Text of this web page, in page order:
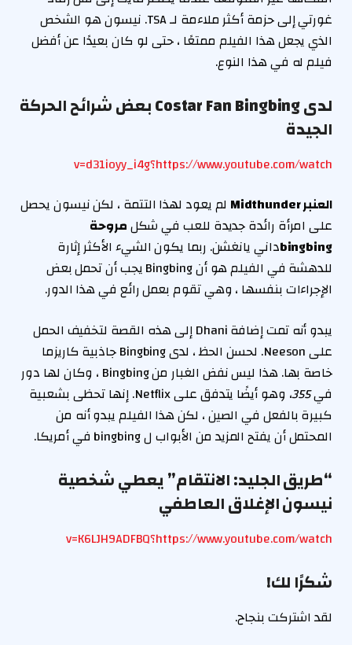
غورتي إلى حزمة أكثر ملاءمة لـ TSA. نيسون هو الشخص
الذي يجعل هذا الفيلم ممتعًا ، حتى لو كان بعيدًا عن أفضل
فيلم له في هذا النوع.
لدى Costar Fan Bingbing بعض شرائح الحركة
الجيدة
https://www.youtube.com/watch؟v=d31ioyy_i4g
العنبر Midthunder
لم يعود لهذا التتمة ، لكن نيسون يحصل
على امرأة رائدة جديدة للعب في شكلمروحة
bingbingداني يانغشن. ربما يكون الشيء الأكثر إثارة
للدهشة في الفيلم هو أن Bingbing يجب أن تحمل بعض
الإجراءات بنفسها ، وهي تقوم بعمل رائع في هذا الدور.
يبدو أنه تمت إضافة Dhani إلى هذه القصة لتخفيف الحمل
على Neeson. لحسن الحظ ، لدى Bingbing جاذبية كاريزما
خاصة بها. هذا ليس نفض الغبار من Bingbing ، وكان لها دور
في355
، وهو أيضًا يتدفق على Netflix. إنها تحظى بشعبية
كبيرة بالفعل في الصين ، لكن هذا الفيلم يبدو أنه من
المحتمل أن يفتح المزيد من الأبواب ل bingbing في أمريكا.
“طريق الجليد: الانتقام” يعطي شخصية
نيسون الإغلاق العاطفي
https://www.youtube.com/watch؟v=K6LJH9ADFBQ
شكرًا لك!
لقد اشتركت بنجاح.